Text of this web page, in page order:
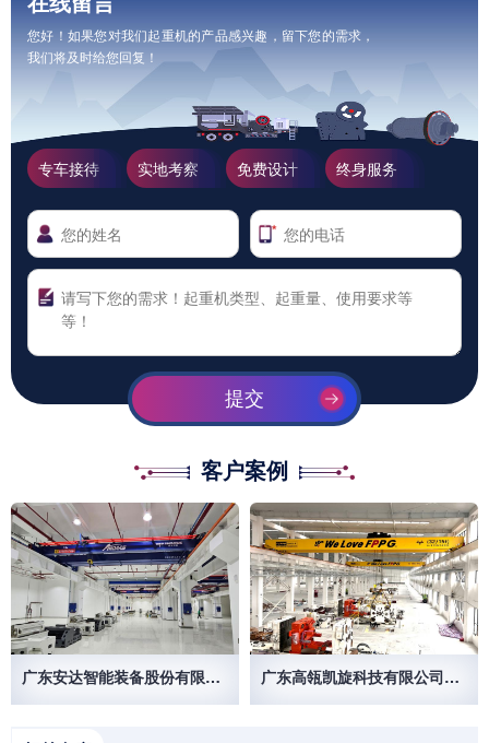
您好！如果您对我们起重机的产品感兴趣，留下您的需求，
我们将及时给您回复！
专车接待 实地考察 免费设计 终身服务
提交
客户案例
广东安达智能装备股份有限公司 广东高瓴凯旋科技有限公司50/10T 32/10T欧式起重机